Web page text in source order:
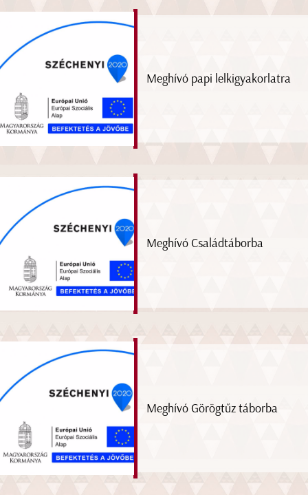
Meghívó papi lelkigyakorlatra
Meghívó Családtáborba
Meghívó Görögtűz táborba